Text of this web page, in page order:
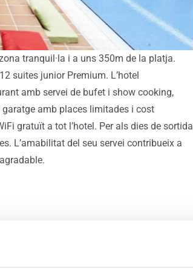
tranquil·la i a uns 350m de la platja.
suites junior Premium. L’hotel
amb servei de bufet i show cooking,
amb places limitades i cost
gratuït a tot l’hotel. Per als dies de sortida
L’amabilitat del seu servei contribueix a
.